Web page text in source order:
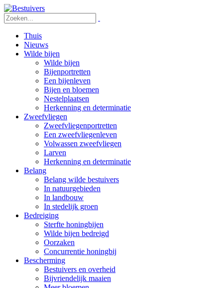
Thuis
Nieuws
Wilde bijen
Wilde bijen
Bijenportretten
Een bijenleven
Bijen en bloemen
Nestelplaatsen
Herkenning en determinatie
Zweefvliegen
Zweefvliegenportretten
Een zweefvliegenleven
Volwassen zweefvliegen
Larven
Herkenning en determinatie
Belang
Belang wilde bestuivers
In natuurgebieden
In landbouw
In stedelijk groen
Bedreiging
Sterfte honingbijen
Wilde bijen bedreigd
Oorzaken
Concurrentie honingbij
Bescherming
Bestuivers en overheid
Bijvriendelijk maaien